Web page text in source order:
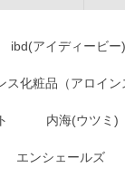
ibd(アイディービー)
化粧品（アロイン
内海(ウツミ)
エンシェールズ